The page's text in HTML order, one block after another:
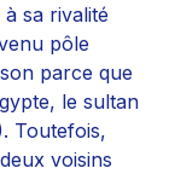
sa rivalité
pôle
parce que
le sultan
Toutefois,
voisins